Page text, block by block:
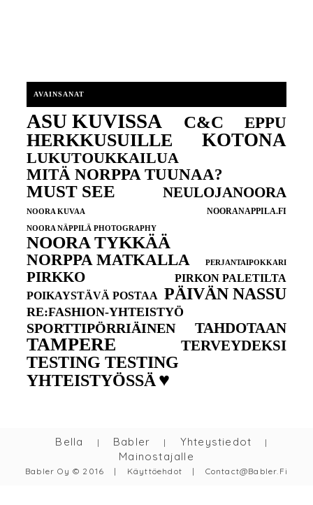
AVAINSANAT
ASU KUVISSA C&C EPPU
HERKKUSUILLE KOTONA
LUKUTOUKKAILUA
MITÄ NORPPA TUUNAA?
MUST SEE NEULOJANOORA
NOORA KUVAA NOORANAPPILA.FI
NOORA NÄPPILÄ PHOTOGRAPHY
NOORA TYKKÄÄ
NORPPA MATKALLA PERJANTAIPOKKARI
PIRKKO
PIRKON PALETILTA
POIKAYSTÄVÄ POSTAA PÄIVÄN NASSU
RE:FASHION-YHTEISTYÖ
SPORTTIPÖRRIÄINEN TAHDOTAAN
TAMPERE TERVEYDEKSI
TESTING TESTING
YHTEISTYÖSSÄ ♥
Bella | Babler | Yhteystiedot |
Mainostajalle
Babler Oy © 2016 | Käyttöehdot | Contact@babler.fi